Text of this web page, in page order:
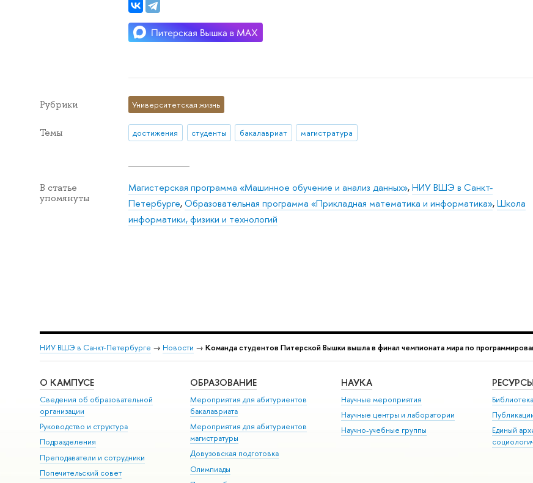
Рубрики Университетская жизнь
Темы достижения студенты бакалавриат магистратура
В статье
упомянуты
Магистерская программа «Машинное обучение и анализ данных»,НИУ ВШЭ в Санкт-
Петербурге,Образовательная программа «Прикладная математика и информатика»,Школа
информатики, физики и технологий
НИУ ВШЭ в Санкт-Петербурге → Новости → Команда студентов Питерской Вышки вышла в финал чемпионата мира по
О КАМПУСЕ
Сведения об образовательной
организации
Руководство и структура
Подразделения
Преподаватели и сотрудники
Попечительский совет
ОБРАЗОВАНИЕ
Мероприятия для абитуриентов
бакалавриата
Мероприятия для абитуриентов
магистратуры
Довузовская подготовка
Олимпиады
НАУКА
Научные мероприятия
Научные центры и лаборатории
Научно-учебные группы
РЕСУРСЫ
Библиотека
Единый